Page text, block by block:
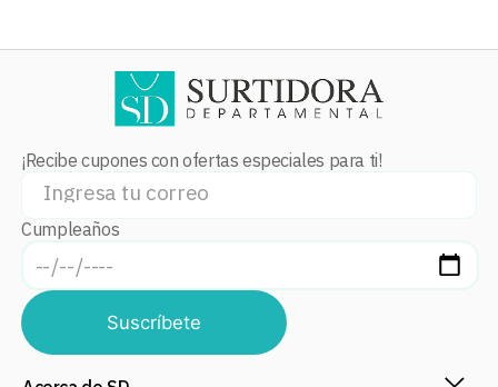
¡Recibe cupones con ofertas especiales para ti!
Cumpleaños
Suscríbete